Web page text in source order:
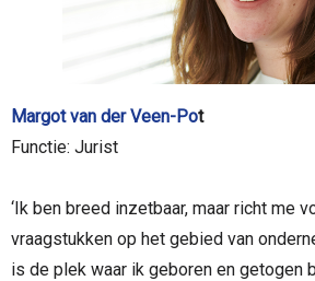
Margot van der Veen-Pot
Functie: Jurist
‘Ik ben breed inzetbaar, maar richt me
vraagstukken op het gebied van
is de plek waar ik geboren en getogen